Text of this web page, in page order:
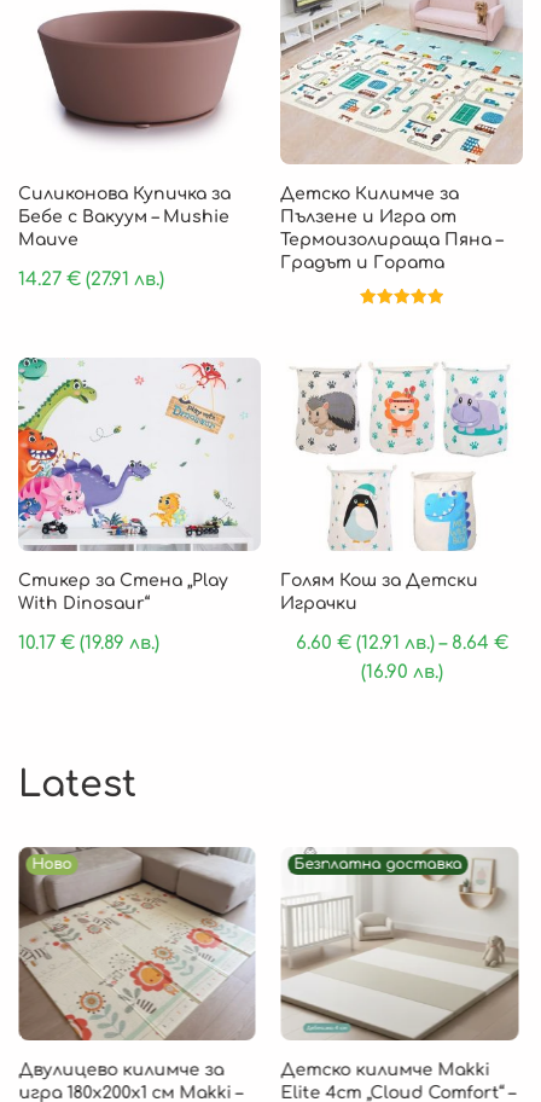
Силиконова Купичка за
Бебе с Вакуум – Mushie
Mauve
14.27 € (27.91 лв.)
Детско Килимче за
Пълзене и Игра от
Термоизолираща Пяна –
Градът и Гората
Стикер за Стена „Play
With Dinosaur“
10.17 € (19.89 лв.)
Голям Кош за Детски
Играчки
6.60 €(12.91 лв.)– 8.64 €
(16.90 лв.)
Latest
Ново
Двулицево килимче за
игра 180х200х1 см Makki –
Безплатна доставка
Детско килимче Makki
Elite 4cm „Cloud Comfort“ –